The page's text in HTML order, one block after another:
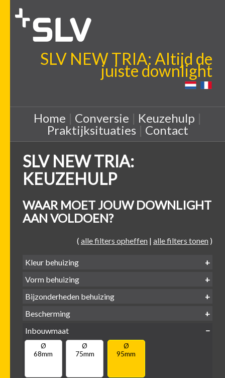
SLV NEW TRIA: Altijd de
juiste downlight
Home | Conversie | Keuzehulp |
Praktijksituaties| Contact
SLV NEW TRIA:
KEUZEHULP
WAAR MOET JOUW DOWNLIGHT
AAN VOLDOEN?
( alle filters opheffen | alle filters tonen )
Kleur behuizing
Zwart Wit
Vorm behuizing
Vierkant
Bijzonderheden behuizing
Bescherming
IP65 water-
Inbouwmaat
Ø
68mm
Ø
75mm
Ø
95mm